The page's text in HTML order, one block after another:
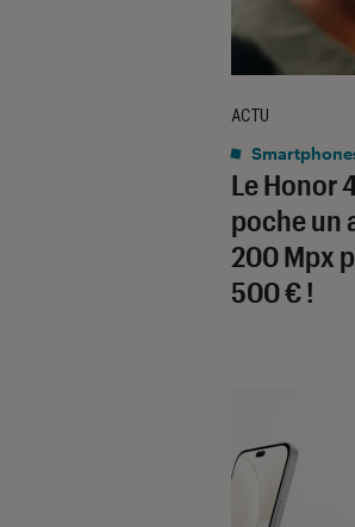
Le Honor
poche un
200 Mpx
500 € !
ACTU